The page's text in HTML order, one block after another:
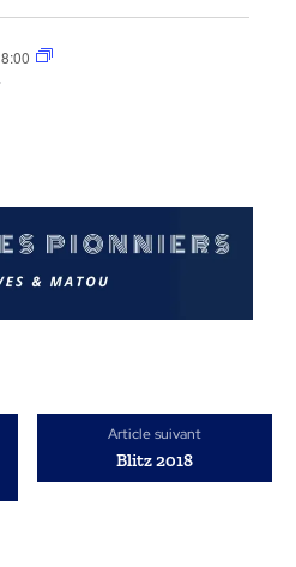
Article suivant
Blitz 2018